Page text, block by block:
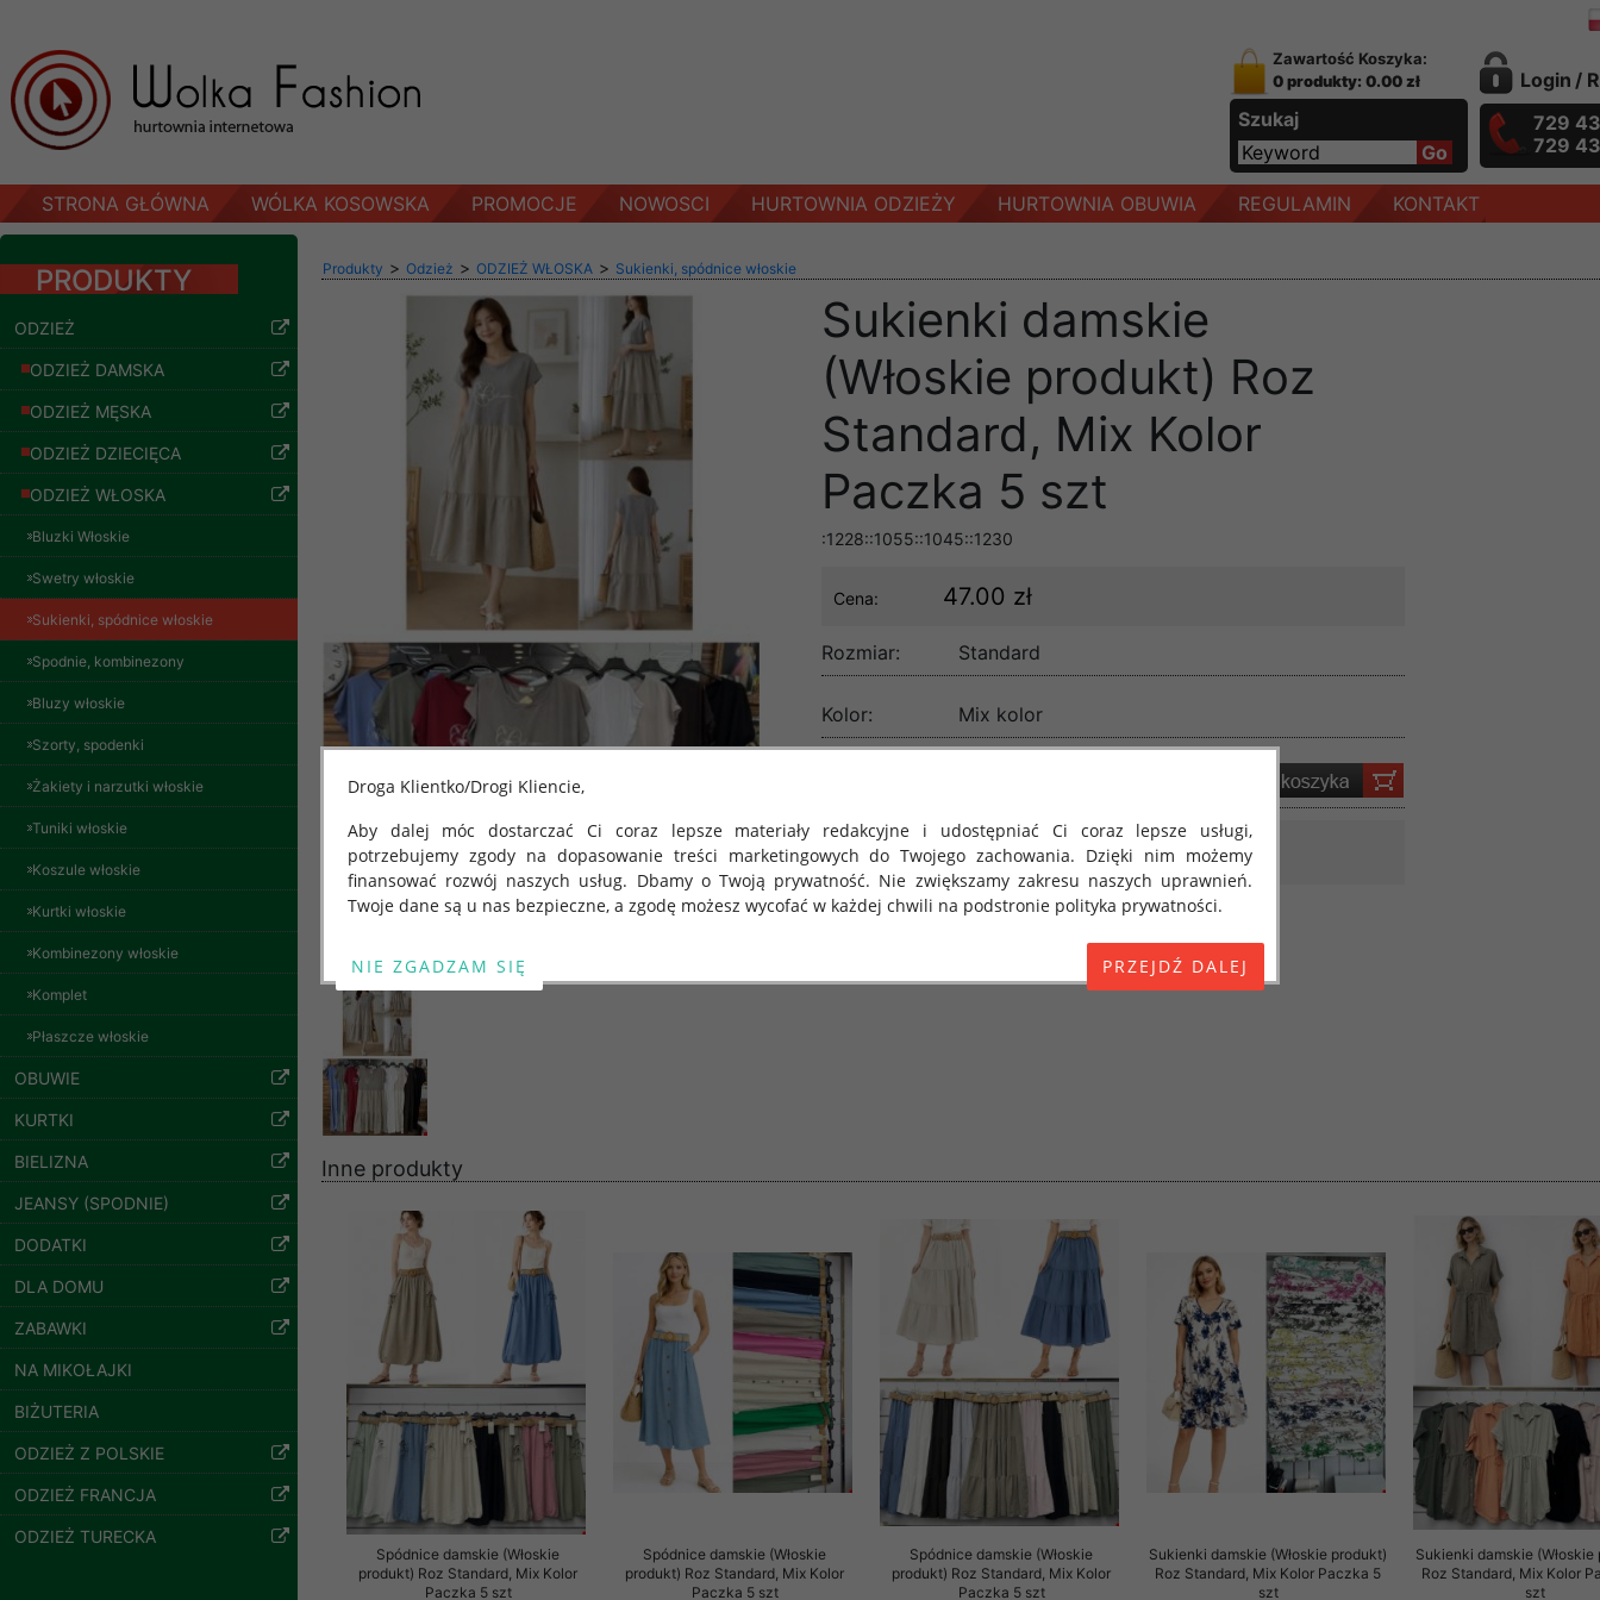
Zawartość Koszyka:
0 produkty: 0.00 zł
Szukaj
Login /
729
729
STRONA GŁÓWNA WÓLKA KOSOWSKA PROMOCJE NOWOSCI HURTOWNIA ODZIEŻY HURTOWNIA OBUWIA REGULAMIN KONTAKT
PRODUKTY
ODZIEŻ
ODZIEŻ DAMSKA
ODZIEŻ MĘSKA
ODZIEŻ DZIECIĘCA
ODZIEŻ WŁOSKA
Bluzki Włoskie
Swetry włoskie
Sukienki, spódnice włoskie
Spodnie, kombinezony
Bluzy włoskie
Szorty, spodenki
Żakiety i narzutki włoskie
Tuniki włoskie
Koszule włoskie
Kurtki włoskie
Kombinezony włoskie
Komplet
Płaszcze włoskie
OBUWIE
KURTKI
BIELIZNA
JEANSY (SPODNIE)
DODATKI
DLA DOMU
ZABAWKI
NA MIKOŁAJKI
BIŻUTERIA
ODZIEŻ Z POLSKIE
ODZIEŻ FRANCJA
ODZIEŻ TURECKA
Spodnie damskie
jeansy Roz 29-36, 1
Kolor Paczka 10 szt
57.00 zł
szczegóły
Spodnie damskie
jeansy Roz 25-30, 1
Produkty > Odzież > ODZIEŻ WŁOSKA > Sukienki, spódnice włoskie
Sukienki damskie
(Włoskie produkt) Roz
Standard, Mix Kolor
Paczka 5 szt
:1228::1055::1045::1230
Cena: 47.00 zł
Rozmiar: Standard
Kolor: Mix kolor
Inne produkty
Spódnice damskie (Włoskie
produkt) Roz Standard, Mix Kolor
Paczka 5 szt
Spódnice damskie (Włoskie
produkt) Roz Standard, Mix Kolor
Paczka 5 szt
Spódnice damskie (Włoskie
produkt) Roz Standard, Mix Kolor
Paczka 5 szt
Sukienki damskie (Włoskie produkt)
Roz Standard, Mix Kolor Paczka 5
szt
Sukienki damskie (Włoskie
Roz Standard, Mix Kolor
szt
Droga Klientko/Drogi Kliencie,
Aby dalej móc dostarczać Ci coraz lepsze materiały redakcyjne i udostępniać Ci coraz lepsze usługi,
potrzebujemy zgody na dopasowanie treści marketingowych do Twojego zachowania. Dzięki nim możemy
finansować rozwój naszych usług. Dbamy o Twoją prywatność. Nie zwiększamy zakresu naszych uprawnień.
Twoje dane są u nas bezpieczne, a zgodę możesz wycofać w każdej chwili na podstronie polityka prywatności.
Od 25 maja 2018 roku obowiązuje Rozporządzenie Parlamentu Europejskiego i Rady (UE) 2016/679 z dnia 27
kwietnia 2016 r. w sprawie ochrony osób fizycznych w związku z przetwarzaniem danych osobowych i w sprawie
swobodnego przepływu takich danych oraz uchylenia dyrektywy 95/46/WE (określane jako "RODO", "ORODO",
"GDPR" lub "Ogólne Rozporządzenie o Ochronie Danych"). W związku z tym chcielibyśmy poinformować Cię o
przetwarzaniu Twoich danych oraz zasadach, na jakich odbywa się to po dniu 25 maja 2018 roku. Poniżej
znajdziesz podstawowe informacje na ten temat.
Potrzebujemy na to Twojej zgody.
Jeżeli klikniesz przycisk „Przejdź dalej” lub zamkniesz to okno, to wyrazisz zgodę na przetwarzanie przez OMEZ
GROUP Sp. z o.o.
Wyrażenie zgody jest dobrowolne. Zgodę możesz w każdym momencie wycofać . Pamiętaj, że wycofanie zgody nie
wpływa na zgodność z prawem przetwarzania dokonanego wcześniej.
Dodatkowe informacje, w tym o przysługujących uprawnieniach (prawo dostępu, sprostowania oraz usunięcia
Twoich danych, ograniczenia ich przetwarzania, prawo do ich przenoszenia, niepodlegania zautomatyzowanemu
podejmowaniu decyzji, w tym profilowaniu, a także prawo wyrażenia sprzeciwu wobec przetwarzania Twoich
danych osobowych) znajdziesz w Polityce prywatności.
---------------------------------------------------
Polityka prywatności
Polityka prywatności sklepu
Zapewniamy naszym Klientom pełne poszanowanie ich prywatności oraz ochronę ich danych osobowych.